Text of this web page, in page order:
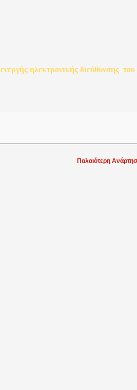
ενεργής ηλεκτρονικής διεύθυνσης του
Παλαιότερη